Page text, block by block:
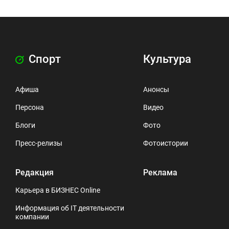
Спорт
Афиша
Персона
Блоги
Пресс-релизы
Редакция
Карьера в БИЗНЕС Online
Информация об IT деятельности
компании
Культура
Анонсы
Видео
Фото
Фотоистории
Реклама